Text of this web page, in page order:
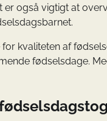
er også vigtigt at
kvaliteten af
fødselsdage.